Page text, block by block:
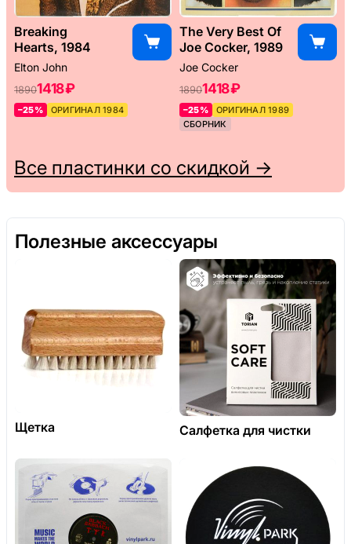
Breaking
Hearts, 1984
Elton John
18901418 ₽
–25% ОРИГИНАЛ 1984
The Very Best Of
Joe Cocker, 1989
Joe Cocker
18901418 ₽
–25%
ОРИГИНАЛ 1989
СБОРНИК
Все пластинки со скидкой →
Полезные аксессуары
Щетка Салфетка для чистки